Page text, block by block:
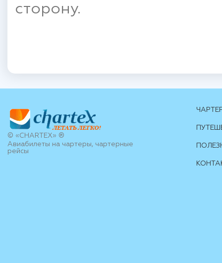
сторону.
© «CHARTEX» ®
Авиабилеты на чартеры, чартерные
рейсы